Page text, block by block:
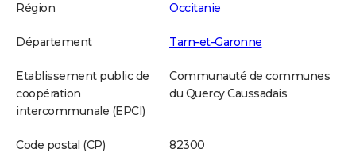
Région Occitanie
Département Tarn-et-Garonne
Etablissement public de
coopération
intercommunale (EPCI)
Communauté de communes
du Quercy Caussadais
Code postal (CP) 82300